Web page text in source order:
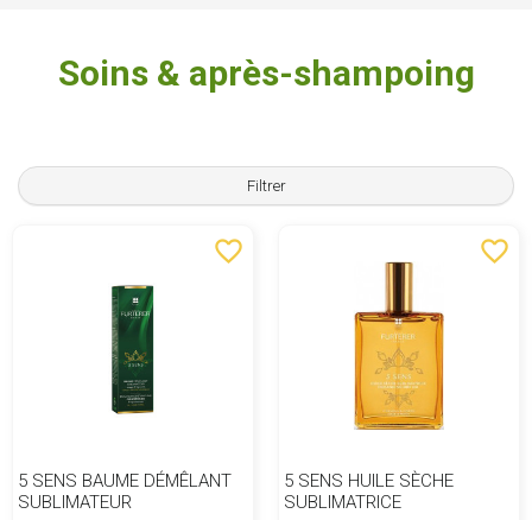
Soins & après-shampoing
Filtrer
favorite_border
5 SENS BAUME DÉMÊLANT
SUBLIMATEUR
favorite_border
5 SENS HUILE SÈCHE
SUBLIMATRICE